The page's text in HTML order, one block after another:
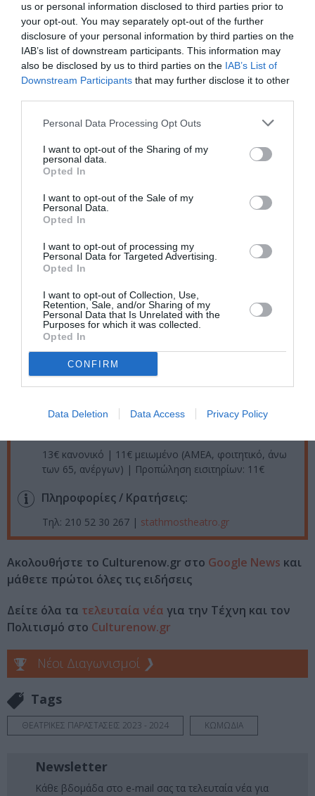
us or personal information disclosed to third parties prior to
your opt-out. You may separately opt-out of the further
disclosure of your personal information by third parties on the
IAB’s list of downstream participants. This information may
also be disclosed by us to third parties on the IAB’s List of
Downstream Participants that may further disclose it to other
Personal Data Processing Opt Outs
I want to opt-out of the Sharing of my
personal data.
Opted In
I want to opt-out of the Sale of my
Personal Data.
Opted In
I want to opt-out of processing my
Personal Data for Targeted Advertising.
Opted In
I want to opt-out of Collection, Use,
Retention, Sale, and/or Sharing of my
Personal Data that Is Unrelated with the
Purposes for which it was collected.
Opted In
CONFIRM
Data Deletion Data Access Privacy Policy
Εταιρεία παραγωγής:Naif ΑΜΚΕ
Εκτέλεση παραγωγής:Θάλεια Συκιώτη – Μάγδα
Τασούλα
Παίζουν (αλφαβητικά):
Απόστολος Καμιτσάκης
Γιώργος Πατεράκης
Θάλεια Συκιώτη
Μάγδα Τασούλα
Διάρκεια:
80 λεπτά
Ημερομηνία:
Από:
26/02/2024
Δευτέρα και Τρίτη στις 21:00
Τοποθεσία:
Θέατρο Σταθμός, Βίκτωρος Ουγκώ 55, Αθήνα
13€ κανονικό | 11€ μειωμένο (ΑΜΕΑ, φοιτητικό, άνω
των 65, ανέργων) | Προπώληση εισιτηρίων: 11€
Πληροφορίες / Κρατήσεις:
Τηλ: 210 52 30 267 | stathmostheatro.gr
Ακολουθήστε το Culturenow.gr στο Google News και
μάθετε πρώτοι όλες τις ειδήσεις
Δείτε όλα τα τελευταία νέα για την Τέχνη και τον
Πολιτισμό στο Culturenow.gr
Νέοι Διαγωνισμοί ❯
Tags
ΘΕΑΤΡΙΚΕΣ ΠΑΡΑΣΤΑΣΕΙΣ 2023 - 2024 ΚΩΜΩΔΙΑ
Newsletter
Κάθε βδομάδα στο e-mail σας τα τελευταία νέα για